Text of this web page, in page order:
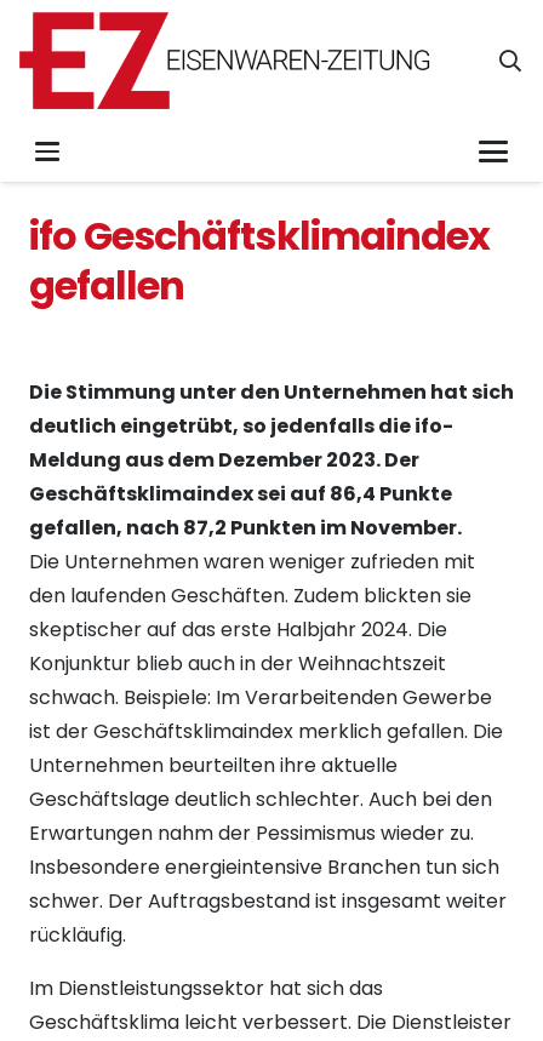
ifo Geschäftsklimaindex
gefallen
Die Stimmung unter den Unternehmen hat sich
deutlich eingetrübt, so jedenfalls die ifo-
Meldung aus dem Dezember 2023. Der
Geschäftsklimaindex sei auf 86,4 Punkte
gefallen, nach 87,2 Punkten im November.
Die Unternehmen waren weniger zufrieden mit
den laufenden Geschäften. Zudem blickten sie
skeptischer auf das erste Halbjahr 2024. Die
Konjunktur blieb auch in der Weihnachtszeit
schwach. Beispiele: Im Verarbeitenden Gewerbe
ist der Geschäftsklimaindex merklich gefallen. Die
Unternehmen beurteilten ihre aktuelle
Geschäftslage deutlich schlechter. Auch bei den
Erwartungen nahm der Pessimismus wieder zu.
Insbesondere energieintensive Branchen tun sich
schwer. Der Auftragsbestand ist insgesamt weiter
rückläufig.
Im Dienstleistungssektor hat sich das
Geschäftsklima leicht verbessert. Die Dienstleister